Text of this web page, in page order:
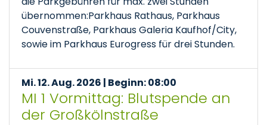
übernommen:Parkhaus Rathaus, Parkhaus
Couvenstraße, Parkhaus Galeria Kaufhof/City,
sowie im Parkhaus Eurogress für drei Stunden.
Mi. 12. Aug. 2026 | Beginn: 08:00
MI 1 Vormittag: Blutspende an
der Großkölnstraße